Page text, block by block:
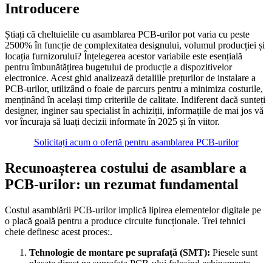
Introducere
Știați că cheltuielile cu asamblarea PCB-urilor pot varia cu peste
2500% în funcție de complexitatea designului, volumul producției și
locația furnizorului? Înțelegerea acestor variabile este esențială
pentru îmbunătățirea bugetului de producție a dispozitivelor
electronice. Acest ghid analizează detaliile prețurilor de instalare a
PCB-urilor, utilizând o foaie de parcurs pentru a minimiza costurile,
menținând în același timp criteriile de calitate. Indiferent dacă sunteți
designer, inginer sau specialist în achiziții, informațiile de mai jos vă
vor încuraja să luați decizii informate în 2025 și în viitor.
Solicitați acum o ofertă pentru asamblarea PCB-urilor
Recunoașterea costului de asamblare a
PCB-urilor: un rezumat fundamental
Costul asamblării PCB-urilor implică lipirea elementelor digitale pe
o placă goală pentru a produce circuite funcționale. Trei tehnici
cheie definesc acest proces:.
Tehnologie de montare pe suprafață (SMT): Piesele sunt